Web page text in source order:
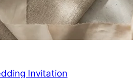
Invitation